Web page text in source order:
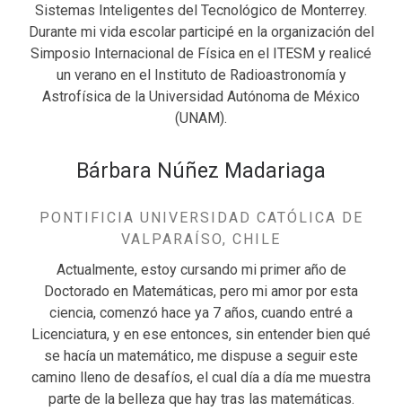
Sistemas Inteligentes del Tecnológico de Monterrey.
Durante mi vida escolar participé en la organización del
Simposio Internacional de Física en el ITESM y realicé
un verano en el Instituto de Radioastronomía y
Astrofísica de la Universidad Autónoma de México
(UNAM).
Bárbara Núñez Madariaga
PONTIFICIA UNIVERSIDAD CATÓLICA DE
VALPARAÍSO, CHILE
Actualmente, estoy cursando mi primer año de
Doctorado en Matemáticas, pero mi amor por esta
ciencia, comenzó hace ya 7 años, cuando entré a
Licenciatura, y en ese entonces, sin entender bien qué
se hacía un matemático, me dispuse a seguir este
camino lleno de desafíos, el cual día a día me muestra
parte de la belleza que hay tras las matemáticas.